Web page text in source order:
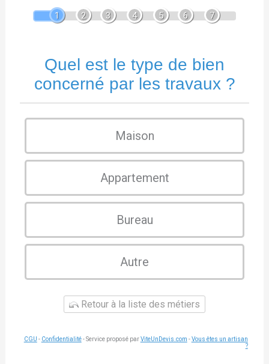
1 2 3 4 5 6 7
Quel est le type de bien
concerné par les travaux ?
Maison
Appartement
Bureau
Autre
Retour à la liste des métiers
CGU - Confidentialité- Service proposé parViteUnDevis.com -Vous êtes un artisan
?